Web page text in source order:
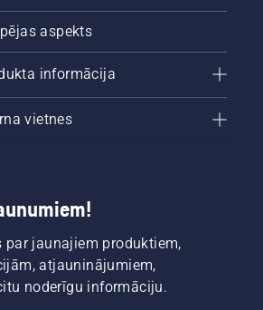
aspekts
informācija
vietnes
par jaunajiem produktiem,
atjauninājumiem,
noderīgu informāciju.